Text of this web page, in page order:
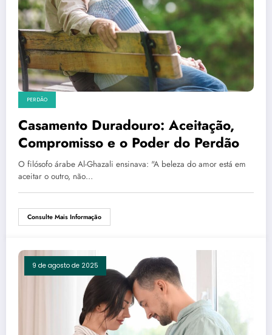
PERDÃO
Casamento Duradouro: Aceitação,
Compromisso e o Poder do Perdão
O filósofo árabe Al-Ghazali ensinava: "A beleza do amor está em
aceitar o outro, não…
Consulte Mais Informação
9 de agosto de 2025